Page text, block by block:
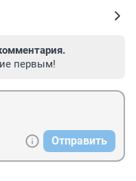
первым!
Отправить